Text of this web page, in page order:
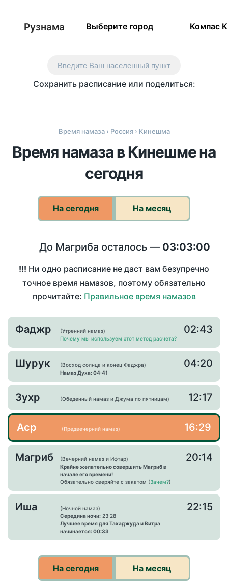
Рузнама Выберите город Компас
Введите Ваш населенный пункт
Сохранить расписание или поделиться:
Время намаза› Россия› Кинешма
Время намаза в Кинешме на
сегодня
На сегодня На месяц
До Магриба осталось — 03:03:00
!!! Ни одно расписание не даст вам безупречно
точное время намазов, поэтому обязательно
прочитайте: Правильное время намазов
Фаджр
(Утренний намаз)
Почему мы используем этот метод расчета?
02:43
Шурук
(Восход солнца и конец Фаджра)
Намаз Духа: 04:41
04:20
Зухр (Обеденный намаз и Джума по пятницам) 12:17
Аср (Предвечерний намаз) 16:29
Магриб
(Вечерний намаз и Ифтар)
Крайне желательно совершить Магриб в
начале его времени!
Обязательно сверяйте с закатом (Зачем?)
20:14
Иша
(Ночной намаз)
Середина ночи: 23:28
Лучшее время для Тахаджуда и Витра
начинается: 00:33
22:15
На сегодня На месяц